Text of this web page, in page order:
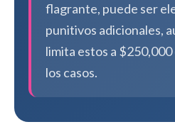
flagrante, puede ser
punitivos adicionales,
limita estos a $250,000
los casos.